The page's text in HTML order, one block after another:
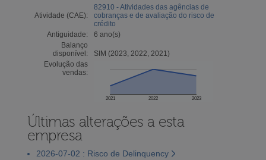
Atividade (CAE):
82910 - Atividades das agências de
cobranças e de avaliação do risco de
crédito
Antiguidade:
6 ano(s)
Balanço
disponível:
SIM (2023, 2022, 2021)
Evolução das
vendas:
2021 2022 2023
Últimas alterações a esta
empresa
2026-07-02 : Risco de Delinquency